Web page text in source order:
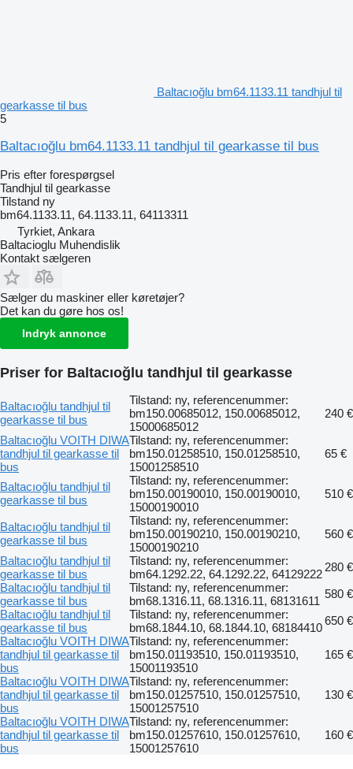
Baltacıoğlu bm64.1133.11 tandhjul til
gearkasse til bus
5
Baltacıoğlu bm64.1133.11 tandhjul til gearkasse til bus
Pris efter forespørgsel
Tandhjul til gearkasse
Tilstand ny
bm64.1133.11, 64.1133.11, 64113311
Tyrkiet, Ankara
Baltacioglu Muhendislik
Kontakt sælgeren
Sælger du maskiner eller køretøjer?
Det kan du gøre hos os!
Indryk annonce
Priser for Baltacıoğlu tandhjul til gearkasse
Baltacıoğlu tandhjul til
gearkasse til bus
Tilstand: ny, referencenummer:
bm150.00685012, 150.00685012,
15000685012
240 €
Baltacıoğlu VOITH DIWA
tandhjul til gearkasse til
bus
Tilstand: ny, referencenummer:
bm150.01258510, 150.01258510,
15001258510
65 €
Baltacıoğlu tandhjul til
gearkasse til bus
Tilstand: ny, referencenummer:
bm150.00190010, 150.00190010,
15000190010
510 €
Baltacıoğlu tandhjul til
gearkasse til bus
Tilstand: ny, referencenummer:
bm150.00190210, 150.00190210,
15000190210
560 €
Baltacıoğlu tandhjul til
gearkasse til bus
Tilstand: ny, referencenummer:
bm64.1292.22, 64.1292.22, 64129222
280 €
Baltacıoğlu tandhjul til
gearkasse til bus
Tilstand: ny, referencenummer:
bm68.1316.11, 68.1316.11, 68131611
580 €
Baltacıoğlu tandhjul til
gearkasse til bus
Tilstand: ny, referencenummer:
bm68.1844.10, 68.1844.10, 68184410
650 €
Baltacıoğlu VOITH DIWA
tandhjul til gearkasse til
bus
Tilstand: ny, referencenummer:
bm150.01193510, 150.01193510,
15001193510
165 €
Baltacıoğlu VOITH DIWA
tandhjul til gearkasse til
bus
Tilstand: ny, referencenummer:
bm150.01257510, 150.01257510,
15001257510
130 €
Baltacıoğlu VOITH DIWA
tandhjul til gearkasse til
bus
Tilstand: ny, referencenummer:
bm150.01257610, 150.01257610,
15001257610
160 €